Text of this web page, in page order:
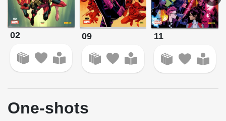
02 09 11
One-shots